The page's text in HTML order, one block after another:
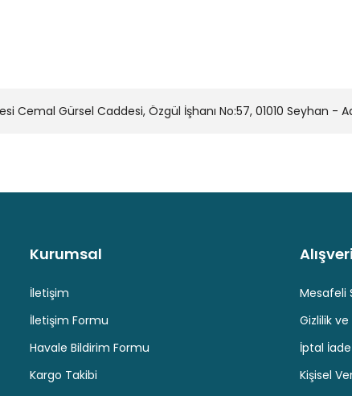
Cemal Gürsel Caddesi, Özgül İşhanı No:57, 01010 Seyhan -
Güvenli Ödeme Hediyeli Ürün
Kurumsal
İletişim
İletişim Formu
Havale Bildirim Formu
Kargo Takibi
Mesafeli
Gizlilik
İptal
Kişisel